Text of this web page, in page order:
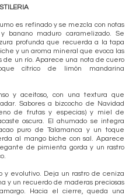
es refinado y se mezcla con notas
banano maduro caramelizado. Se
profunda que recuerda a la tapa
y un aroma mineral que evoca las
de un río. Aparece una nota de cuero
cítrico de limón mandarina
y aceitoso, con una textura que
Sabores a bizcocho de Navidad
de frutas y especias) y miel de
oscura. El ahumado se integra
puro de Talamanca y un toque
al mango biche con sal. Aparece
de pimienta gorda y un rastro
y evolutivo. Deja un rastro de ceniza
y un recuerdo de maderas preciosas
Hacia el cierre, queda una